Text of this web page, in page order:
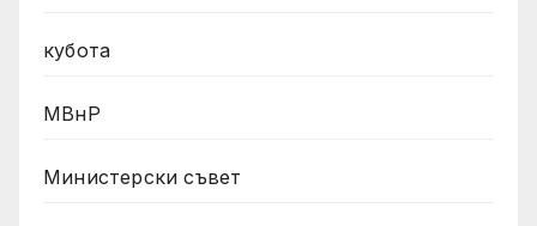
кубота
МВнР
Министерски съвет